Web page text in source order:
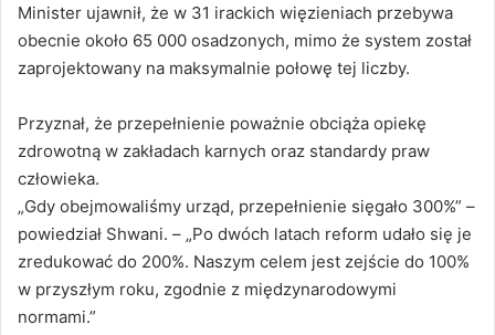
Minister ujawnił, że w 31 irackich więzieniach przebywa
obecnie około 65 000 osadzonych, mimo że system został
zaprojektowany na maksymalnie połowę tej liczby.
Przyznał, że przepełnienie poważnie obciąża opiekę
zdrowotną w zakładach karnych oraz standardy praw
człowieka.
„Gdy obejmowaliśmy urząd, przepełnienie sięgało 300%” –
powiedział Shwani. – „Po dwóch latach reform udało się je
zredukować do 200%. Naszym celem jest zejście do 100%
w przyszłym roku, zgodnie z międzynarodowymi
normami.”